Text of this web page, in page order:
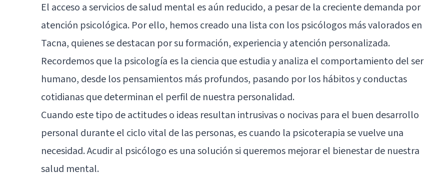
El acceso a servicios de salud mental es aún reducido, a pesar de la creciente demanda por
atención psicológica. Por ello, hemos creado una lista con los psicólogos más valorados en
Tacna, quienes se destacan por su formación, experiencia y atención personalizada.
Recordemos que la psicología es la ciencia que estudia y analiza el comportamiento del ser
humano, desde los pensamientos más profundos, pasando por los hábitos y conductas
cotidianas que determinan el perfil de nuestra personalidad.
Cuando este tipo de actitudes o ideas resultan intrusivas o nocivas para el buen desarrollo
personal durante el ciclo vital de las personas, es cuando la psicoterapia se vuelve una
necesidad. Acudir al psicólogo es una solución si queremos mejorar el bienestar de nuestra
salud mental.